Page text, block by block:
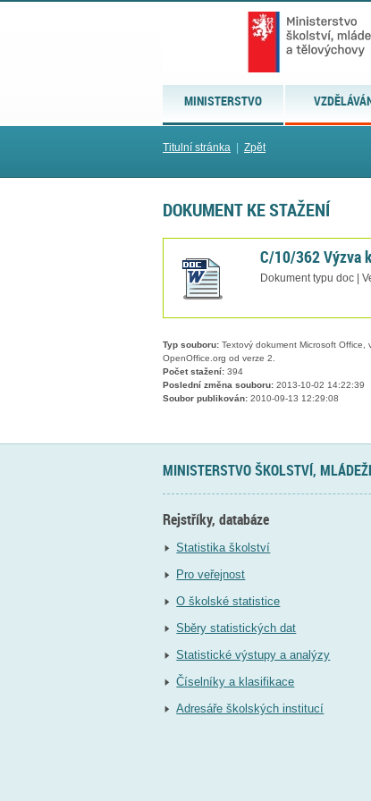
MINISTERSTVO
Titulní stránka Zpět
DOKUMENT KE STAŽENÍ
C/10/362 Výzva
Dokument typu doc |
Typ souboru: Textový dokument Microsoft
OpenOffice.org od verze 2.
Počet stažení: 394
Poslední změna souboru: 2013-10-02 14:22:39
Soubor publikován: 2010-09-13 12:29:08
MINISTERSTVO ŠKOLSTVÍ,
Rejstříky, databáze
Statistika školství
Pro veřejnost
O školské statistice
Sběry statistických dat
Statistické výstupy a analýzy
Číselníky a klasifikace
Adresáře školských institucí